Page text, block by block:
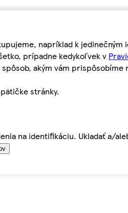
napríklad k
prípadne kedykoľvek v
akým vám prispôsobíme
stránky.
na identifikáciu. Ukladať a/